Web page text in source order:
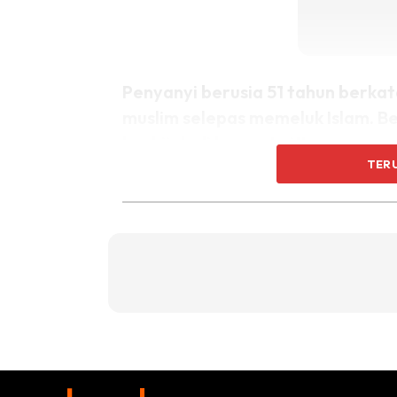
berhijab di laman twitternya.
— Shuhada’ Davitt
Beliau juga telah berkongsikan pengalaman